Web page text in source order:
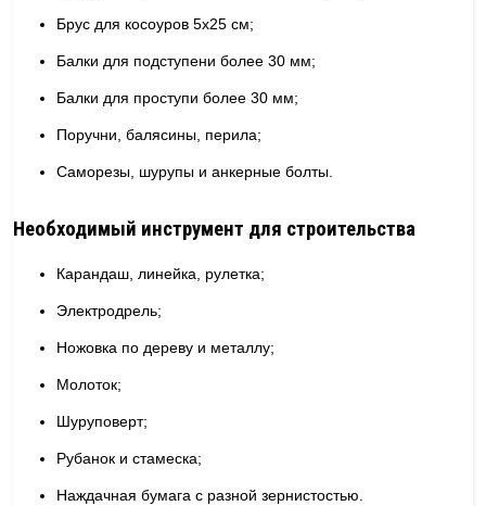
Брус для косоуров 5х25 см;
Балки для подступени более 30 мм;
Балки для проступи более 30 мм;
Поручни, балясины, перила;
Саморезы, шурупы и анкерные болты.
Необходимый инструмент для строительства
Карандаш, линейка, рулетка;
Электродрель;
Ножовка по дереву и металлу;
Молоток;
Шуруповерт;
Рубанок и стамеска;
Наждачная бумага с разной зернистостью.